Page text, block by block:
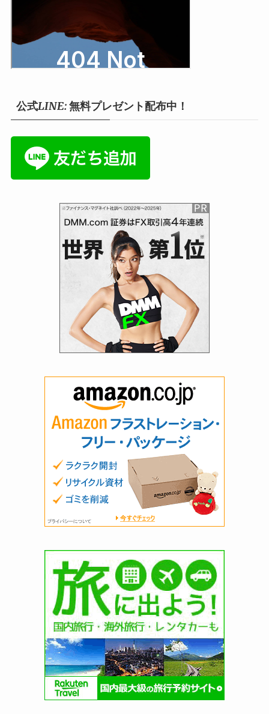
公式LINE: 無料プレゼント配布中！